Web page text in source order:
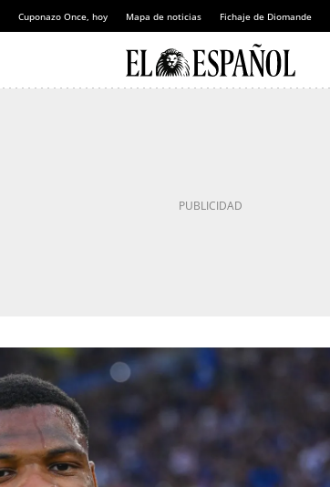
Cuponazo Once, hoy Mapa de noticias Fichaje de Diomande